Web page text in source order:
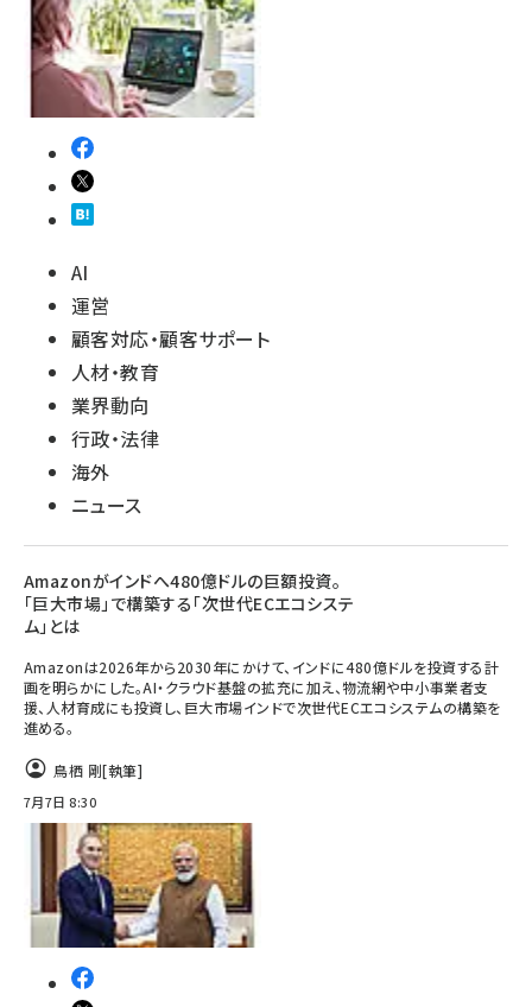
AI
運営
顧客対応・顧客サポート
人材・教育
業界動向
行政・法律
海外
ニュース
Amazonがインドへ480億ドルの巨額投資。
「巨大市場」で構築する「次世代ECエコシステ
ム」とは
Amazonは2026年から2030年にかけて、インドに480億ドルを投資する計
画を明らかにした。AI・クラウド基盤の拡充に加え、物流網や中小事業者支
援、人材育成にも投資し、巨大市場インドで次世代ECエコシステムの構築を
進める。
鳥栖 剛[執筆]
7月7日 8:30